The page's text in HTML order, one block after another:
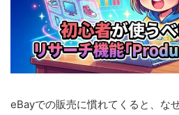
eBayでの販売に慣れてくると、な